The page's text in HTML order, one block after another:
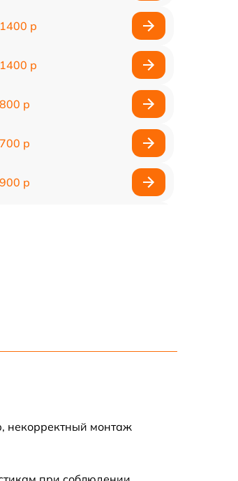
1400 р
1400 р
800 р
700 р
900 р
некорректный монтаж